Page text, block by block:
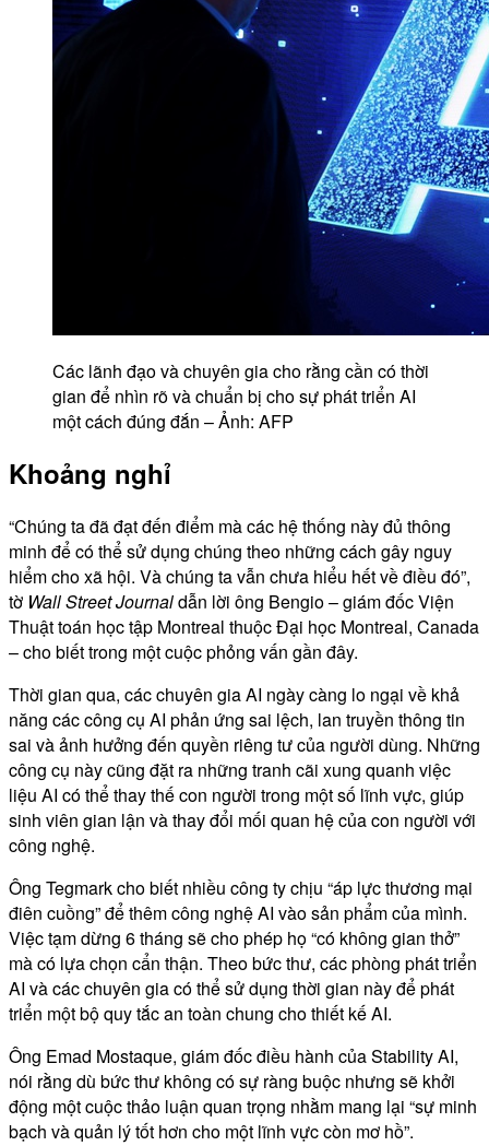
Các lãnh đạo và chuyên gia cho rằng cần có thời
gian để nhìn rõ và chuẩn bị cho sự phát triển AI
một cách đúng đắn – Ảnh: AFP
Khoảng nghỉ
“Chúng ta đã đạt đến điểm mà các hệ thống này đủ thông
minh để có thể sử dụng chúng theo những cách gây nguy
hiểm cho xã hội. Và chúng ta vẫn chưa hiểu hết về điều đó”,
tờ Wall Street Journaldẫn lời ông Bengio – giám đốc Viện
Thuật toán học tập Montreal thuộc Đại học Montreal, Canada
– cho biết trong một cuộc phỏng vấn gần đây.
Thời gian qua, các chuyên gia AI ngày càng lo ngại về khả
năng các công cụ AI phản ứng sai lệch, lan truyền thông tin
sai và ảnh hưởng đến quyền riêng tư của người dùng. Những
công cụ này cũng đặt ra những tranh cãi xung quanh việc
liệu AI có thể thay thế con người trong một số lĩnh vực, giúp
sinh viên gian lận và thay đổi mối quan hệ của con người với
công nghệ.
Ông Tegmark cho biết nhiều công ty chịu “áp lực thương mại
điên cuồng” để thêm công nghệ AI vào sản phẩm của mình.
Việc tạm dừng 6 tháng sẽ cho phép họ “có không gian thở”
mà có lựa chọn cẩn thận. Theo bức thư, các phòng phát triển
AI và các chuyên gia có thể sử dụng thời gian này để phát
triển một bộ quy tắc an toàn chung cho thiết kế AI.
Ông Emad Mostaque, giám đốc điều hành của Stability AI,
nói rằng dù bức thư không có sự ràng buộc nhưng sẽ khởi
động một cuộc thảo luận quan trọng nhằm mang lại “sự minh
bạch và quản lý tốt hơn cho một lĩnh vực còn mơ hồ”.